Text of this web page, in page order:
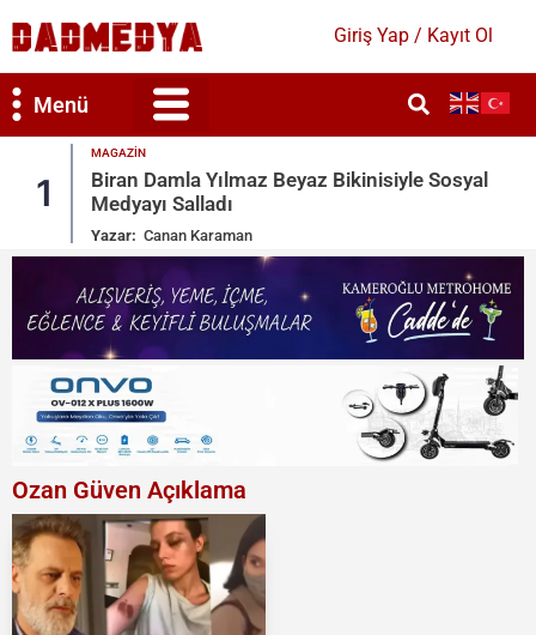
Giriş Yap / Kayıt Ol
Menü
2
Ronaldo Garajındaki Serveti Paylaştı: My
Toys
Yazar: Canan Karaman
Ozan Güven Açıklama